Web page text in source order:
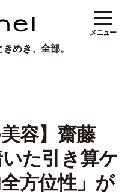
めき、全部。
メニュー
容】齋藤
た引き算ケ
方位性」が